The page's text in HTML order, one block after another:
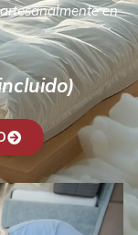
en